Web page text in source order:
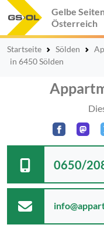
Gelbe
Österreich
Startseite Sölden
in 6450 Sölden
0650/